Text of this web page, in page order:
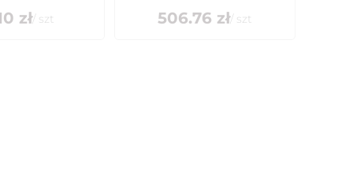
zł/ szt 506.76 zł/ szt